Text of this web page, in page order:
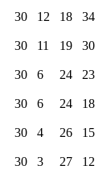
30 12 18 34
30 11 19 30
30 6 24 23
30 6 24 18
30 4 26 15
30 3 27 12